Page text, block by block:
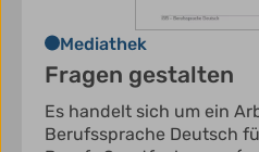
Mediathek
Fragen gestalten
Es handelt sich um ein
Berufssprache Deutsch